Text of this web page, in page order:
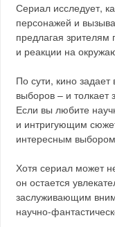
Сериал исследует,
персонажей и
предлагая зрителям
и реакции на
По сути, кино
выборов – и толкает
Если вы любите
и интригующим
интересным
Хотя сериал может
он остается
заслуживающим
научно-